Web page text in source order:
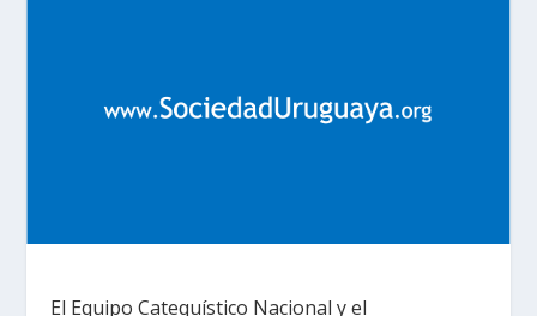
El Equipo Catequístico Nacional y el